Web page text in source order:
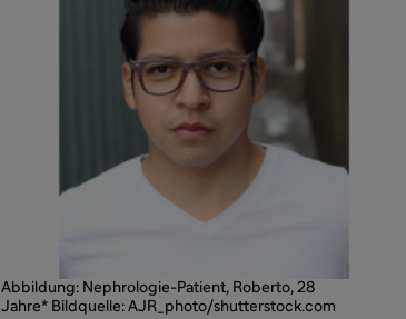
Abbildung: Nephrologie-Patient, Roberto, 28
Jahre* Bildquelle: AJR_photo/shutterstock.com